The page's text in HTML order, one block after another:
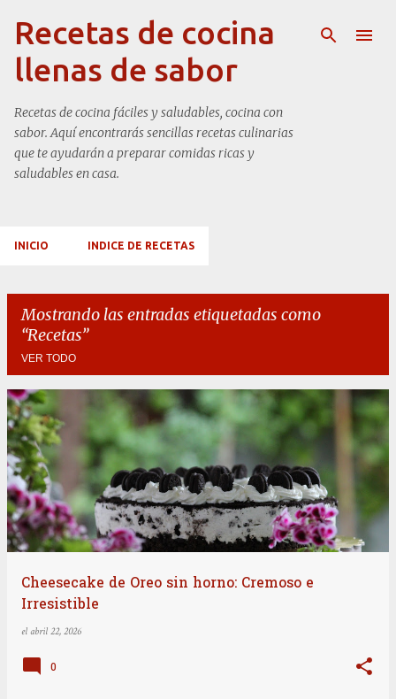
Ir al contenido principal
Recetas de cocina
llenas de sabor
Recetas de cocina fáciles y saludables, cocina con
sabor. Aquí encontrarás sencillas recetas culinarias
que te ayudarán a preparar comidas ricas y
saludables en casa.
INICIO INDICE DE RECETAS
Mostrando las entradas etiquetadas como
Recetas
VER TODO
E
n
t
r
a
d
Cheesecake de Oreo sin horno: Cremoso e
Irresistible
el abril 22, 2026
0